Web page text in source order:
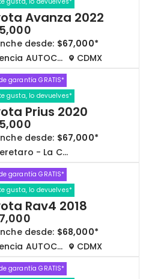
Avanza 2022
desde: $67,000*
AUTOCOM
CDMX
garantía GRATIS*
gusta, lo devuelves*
Prius 2020
desde: $67,000*
- La Capilla
garantía GRATIS*
gusta, lo devuelves*
Rav4 2018
desde: $68,000*
AUTOCOM
CDMX
garantía GRATIS*